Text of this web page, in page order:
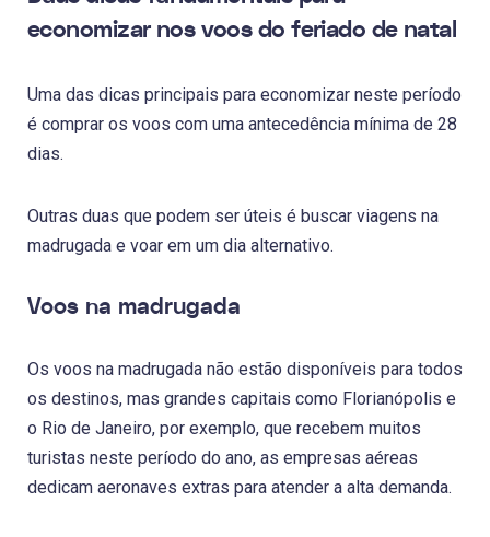
economizar nos voos do feriado de natal
Uma das dicas principais para economizar neste período
é comprar os voos com uma antecedência mínima de 28
dias.
Outras duas que podem ser úteis é buscar viagens na
madrugada e voar em um dia alternativo.
Voos na madrugada
Os voos na madrugada não estão disponíveis para todos
os destinos, mas grandes capitais como Florianópolis e
o Rio de Janeiro, por exemplo, que recebem muitos
turistas neste período do ano, as empresas aéreas
dedicam aeronaves extras para atender a alta demanda.